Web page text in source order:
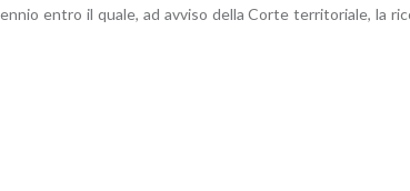
entro il quale, ad avviso della Corte territoriale, la